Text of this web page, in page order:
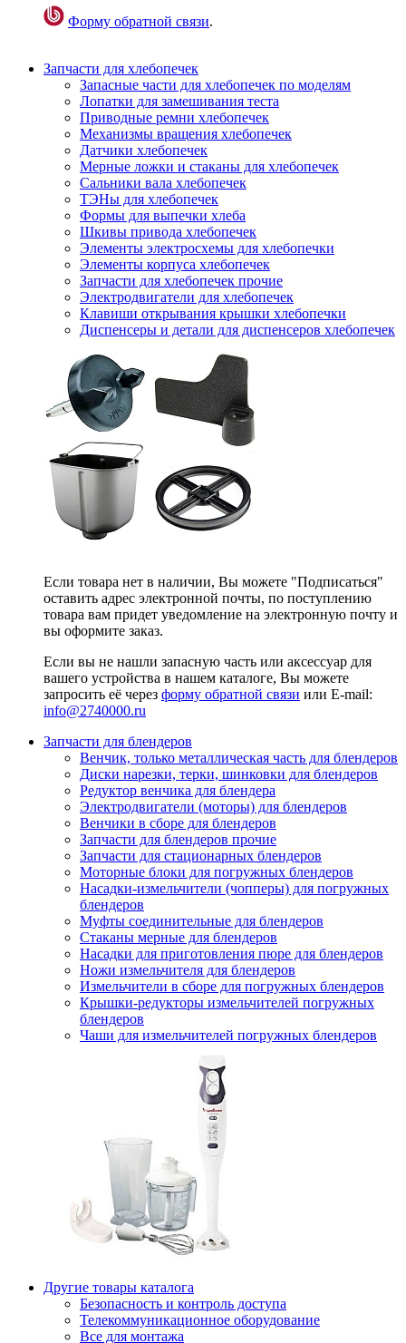
Форму обратной связи.
Запчасти для хлебопечек
Запасные части для хлебопечек по моделям
Лопатки для замешивания теста
Приводные ремни хлебопечек
Механизмы вращения хлебопечек
Датчики хлебопечек
Мерные ложки и стаканы для хлебопечек
Сальники вала хлебопечек
ТЭНы для хлебопечек
Формы для выпечки хлеба
Шкивы привода хлебопечек
Элементы электросхемы для хлебопечки
Элементы корпуса хлебопечек
Запчасти для хлебопечек прочие
Электродвигатели для хлебопечек
Клавиши открывания крышки хлебопечки
Диспенсеры и детали для диспенсеров хлебопечек
Если товара нет в наличии, Вы можете "Подписаться"
оставить адрес электронной почты, по поступлению
товара вам придет уведомление на электронную почту и
вы оформите заказ.
Если вы не нашли запасную часть или аксессуар для
вашего устройства в нашем каталоге, Вы можете
запросить её через форму обратной связи или E-mail:
info@2740000.ru
Запчасти для блендеров
Венчик, только металлическая часть для блендеров
Диски нарезки, терки, шинковки для блендеров
Редуктор венчика для блендера
Электродвигатели (моторы) для блендеров
Венчики в сборе для блендеров
Запчасти для блендеров прочие
Запчасти для стационарных блендеров
Моторные блоки для погружных блендеров
Насадки-измельчители (чопперы) для погружных
блендеров
Муфты соединительные для блендеров
Стаканы мерные для блендеров
Насадки для приготовления пюре для блендеров
Ножи измельчителя для блендеров
Измельчители в сборе для погружных блендеров
Крышки-редукторы измельчителей погружных
блендеров
Чаши для измельчителей погружных блендеров
Другие товары каталога
Безопасность и контроль доступа
Телекоммуникационное оборудование
Все для монтажа